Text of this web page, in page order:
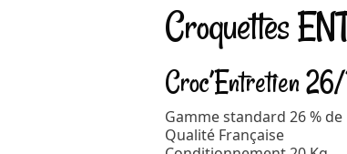
Croquettes
Croc’Entretien
Gamme standard 26 %
Qualité Française